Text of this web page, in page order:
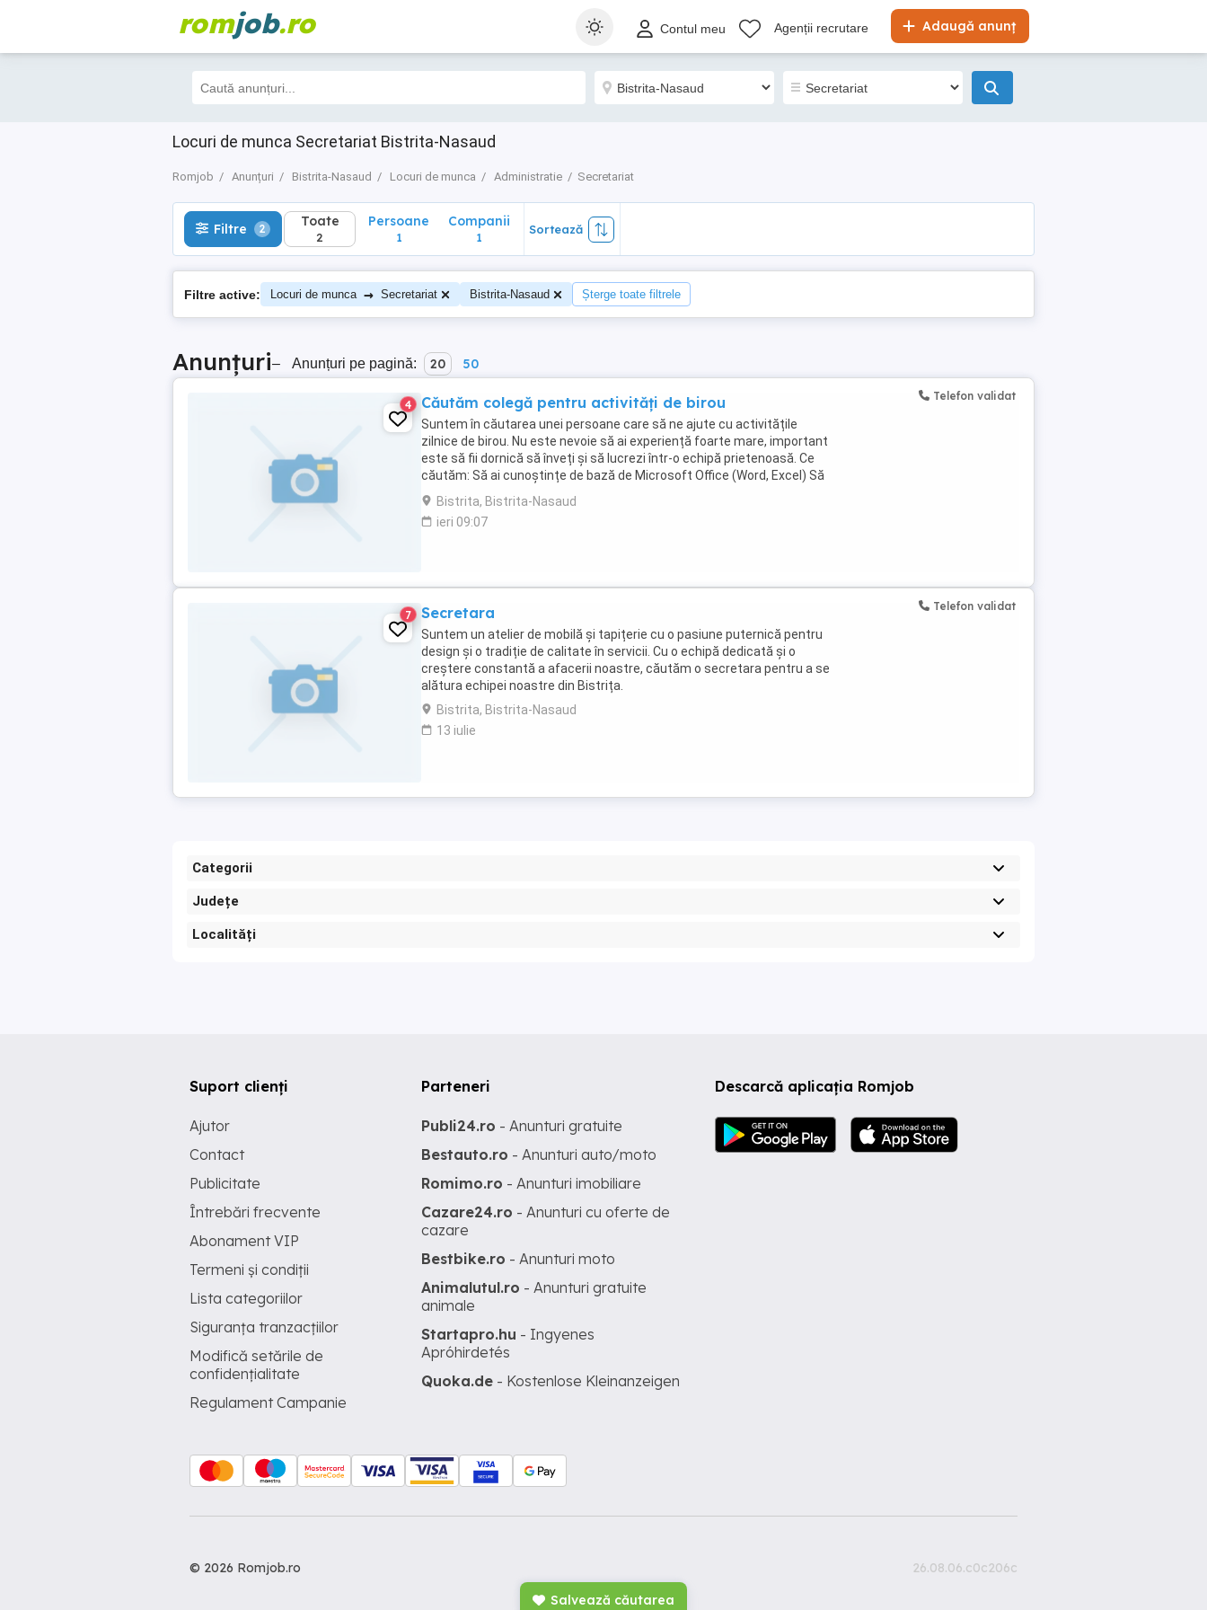
romjob.ro Adaugă anunț
Contul meu Agenții recrutare
Locuri de munca Secretariat Bistrita-Nasaud
Romjob Anunțuri Bistrita-Nasaud Locuri de munca Administratie Secretariat
Filtre 2 Toate
2
Filtre 2 Toate
2
Persoane
1
Companii
1
Sortează
Filtre active: Locuri de munca → Secretariat Bistrita-Nasaud Șterge toate filtrele
Anunțuri– Anunțuri pe pagină: 20 50
4 Căutăm colegă pentru activități de birou
Suntem în căutarea unei persoane care să ne ajute cu activitățile
zilnice de birou. Nu este nevoie să ai experiență foarte mare, important
este să fii dornică să înveți și să lucrezi într-o echipă prietenoasă. Ce
căutăm: Să ai cunoștințe de bază de Microsoft Office (Word, Excel) Să
cunoști puțin limba ...
Bistrita, Bistrita-Nasaud
ieri 09:07
Telefon validat
7 Secretara
Suntem un atelier de mobilă și tapițerie cu o pasiune puternică pentru
design și o tradiție de calitate în servicii. Cu o echipă dedicată și o
creștere constantă a afacerii noastre, căutăm o secretara pentru a se
alătura echipei noastre din Bistrița.
Bistrita, Bistrita-Nasaud
13 iulie
Telefon validat
Categorii
Județe
Localități
Salvează căutarea
Descarcă aplicația Romjob
Suport clienți
Ajutor
Contact
Publicitate
Întrebări frecvente
Abonament VIP
Termeni și condiții
Lista categoriilor
Siguranța tranzacțiilor
Modifică setările de
confidențialitate
Regulament Campanie
Parteneri
Publi24.ro - Anunturi gratuite
Bestauto.ro - Anunturi auto/moto
Romimo.ro - Anunturi imobiliare
Cazare24.ro - Anunturi cu oferte de
cazare
Bestbike.ro - Anunturi moto
Animalutul.ro - Anunturi gratuite
animale
Startapro.hu - Ingyenes
Apróhirdetés
Quoka.de - Kostenlose Kleinanzeigen
© 2026 Romjob.ro 26.08.06.c0c206c